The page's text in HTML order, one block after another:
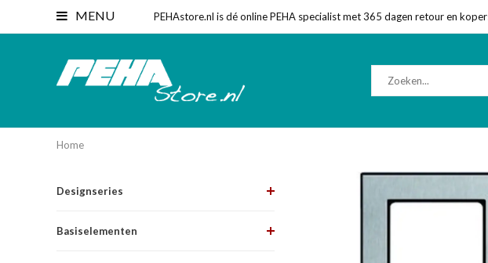
MENU PEHAstore.nl is dé online PEHA specialist met 365 dagen retour en
Home
Designseries
Basiselementen